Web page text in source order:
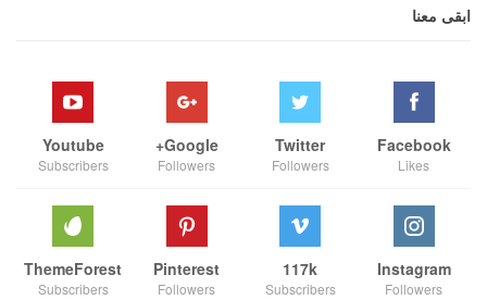
ابقى معنا
Facebook
Likes
Twitter
Followers
Google+
Followers
Youtube
Subscribers
Instagram
Followers
117k
Subscribers
Pinterest
Followers
ThemeForest
Subscribers